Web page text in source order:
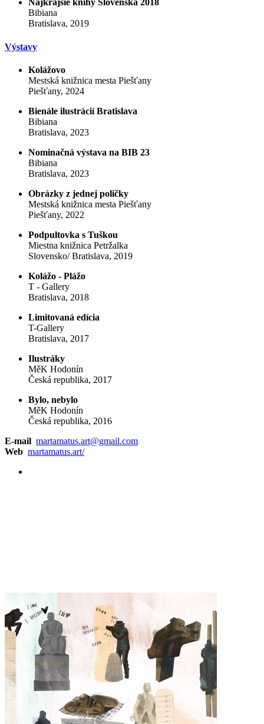
Najkrajšie knihy Slovenska 2018
Bibiana
Bratislava, 2019
Výstavy
Kolážovo
Mestská knižnica mesta Piešťany
Piešťany, 2024
Bienále ilustrácií Bratislava
Bibiana
Bratislava, 2023
Nominačná výstava na BIB 23
Bibiana
Bratislava, 2023
Obrázky z jednej poličky
Mestská knižnica mesta Piešťany
Piešťany, 2022
Podpultovka s Tuškou
Miestna knižnica Petržalka
Slovensko/ Bratislava, 2019
Kolážo - Plážo
T - Gallery
Bratislava, 2018
Limitovaná edícia
T-Gallery
Bratislava, 2017
Ilustráky
MěK Hodonín
Česká republika, 2017
Bylo, nebylo
MěK Hodonín
Česká republika, 2016
E-mail martamatus.art@gmail.com
Web martamatus.art/